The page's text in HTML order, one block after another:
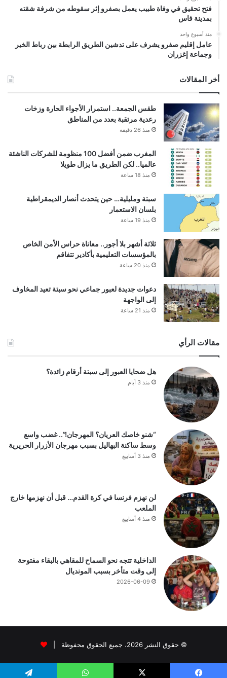
فتح تحقيق في وفاة طبيب يعمل بصفرو إثر سقوطه من شرفة شقته
بمدينة فاس
منذ أسبوع واحد
عامل إقليم صفرو يشرف على تدشين الطريق الرابطة بين رباط الخير
وجماعة إغزران
أخر المقالات
طقس الجمعة.. استمرار الأجواء الحارة وزخات
رعدية مرتقبة بعدد من المناطق
منذ 26 دقيقة
المغرب ضمن أفضل 100 منظومة للشركات الناشئة
عالميا.. لكن الطريق ما يزال طويلا
منذ 18 ساعة
سبتة ومليلية… حين يتحدث أنصار الديمقراطية
بلسان الاستعمار
منذ 19 ساعة
ثلاثة أشهر بلا أجور.. معاناة حراس الأمن الخاص
بالمؤسسات التعليمية بأكادير تتفاقم
منذ 20 ساعة
دعوات جديدة لعبور جماعي نحو سبتة تعيد المخاوف
إلى الواجهة
منذ 21 ساعة
مقالات الرأي
هل ضحايا العبور إلى سبتة أرقام زائدة؟
منذ 3 أيام
“شنو خاصك العريان؟ المهرجان!”.. غضب واسع
وسط ساكنة البهاليل بسبب مهرجان الأزرار الحريرية
منذ 3 أسابيع
لن نهزم فرنسا في كرة القدم… قبل أن نهزمها خارج
الملعب
منذ 4 أسابيع
الداخلية تتجه نحو السماح للمقاهي بالبقاء مفتوحة
إلى وقت متأخر بسبب المونديال
2026-06-09
© حقوق النشر 2026، جميع الحقوق محفوظة |